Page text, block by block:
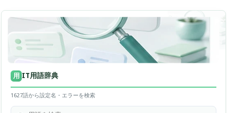
用 IT用語辞典
1627語から設定名・エラーを検索